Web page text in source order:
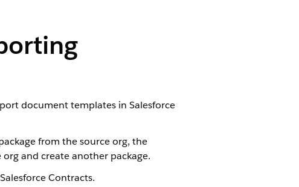
document templates in Salesforce
from the source org, the
and create another package.
Contracts.